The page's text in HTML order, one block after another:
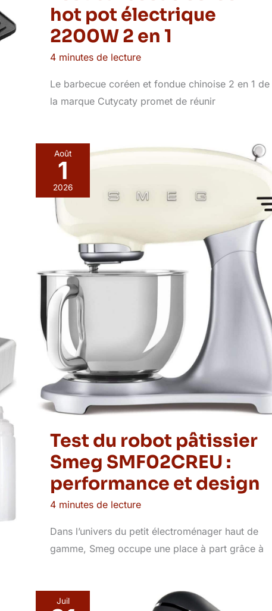
hot pot électrique
2200W 2 en 1
4 minutes de lecture
Le barbecue coréen et fondue chinoise 2 en 1 de
la marque Cutycaty promet de réunir
Août
1
2026
Test du robot pâtissier
Smeg SMF02CREU :
performance et design
4 minutes de lecture
Dans l’univers du petit électroménager haut de
gamme, Smeg occupe une place à part grâce à
Juil